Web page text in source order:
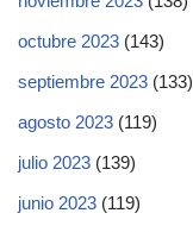
octubre 2023 (143)
septiembre 2023 (133)
agosto 2023 (119)
julio 2023 (139)
junio 2023 (119)